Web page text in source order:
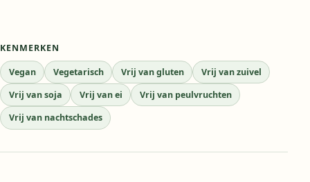
KENMERKEN
Vegan Vegetarisch Vrij van gluten
Vrij van zuivel
Vrij van soja
Vrij van ei
Vrij van peulvruchten
Vrij van nachtschades